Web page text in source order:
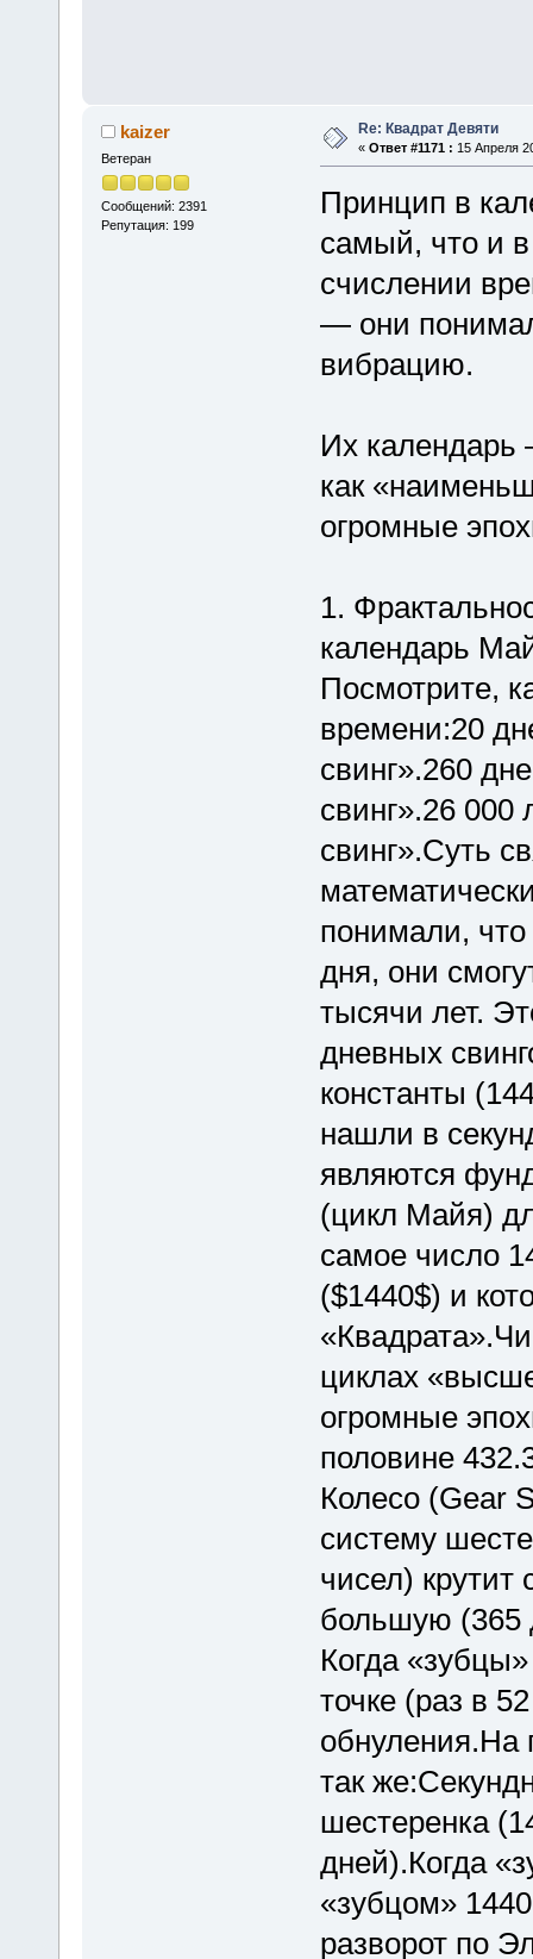
kaizer
Ветеран
Сообщений: 2391
Репутация: 199
Re: Квадрат Девяти
« Ответ #1171 : 15 Апреля
Принцип в
самый, что и
счислении
— они
вибрацию.
Их календарь
как
огромные
1.
календарь
Посмотрите,
времени:20
свинг».260
свинг».26
свинг».Суть
понимали,
дня, они
тысячи лет.
дневных
константы
нашли в
являются
(цикл Майя)
самое число
($1440$) и
циклах
огромные
половине
Колесо (Gear
систему
чисел) крутит
большую (365
Когда
точке (раз в
обнуления.На
так
шестеренка
дней).Когда
«зубцом»
разворот по